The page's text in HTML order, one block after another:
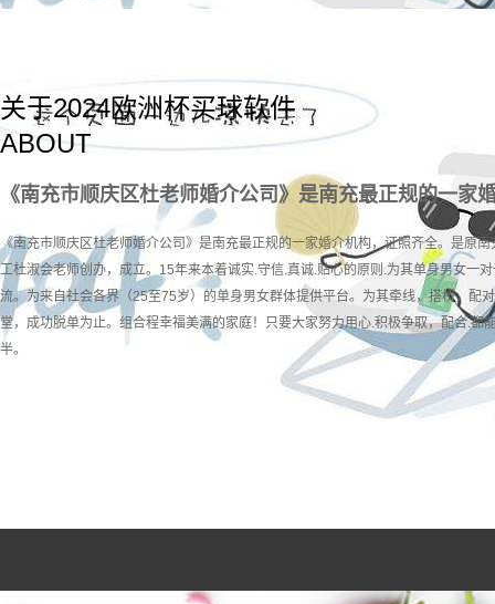
关于2024欧洲杯买球软件
ABOUT
《南充市顺庆区杜老师婚介公司》是南充最正规的一家
《南充市顺庆区杜老师婚介公司》是南充最正规的一家婚介机构，证照齐全。是原
工杜淑会老师创办，成立。15年来本着诚实.守信.真诚.贴心的原则.为其单身男女一
流。为来自社会各界（25至75岁）的单身男女群体提供平台。为其牵线，搭桥，配
堂，成功脱单为止。组合程幸福美满的家庭！只要大家努力用心.积极争取，配合.都
半。